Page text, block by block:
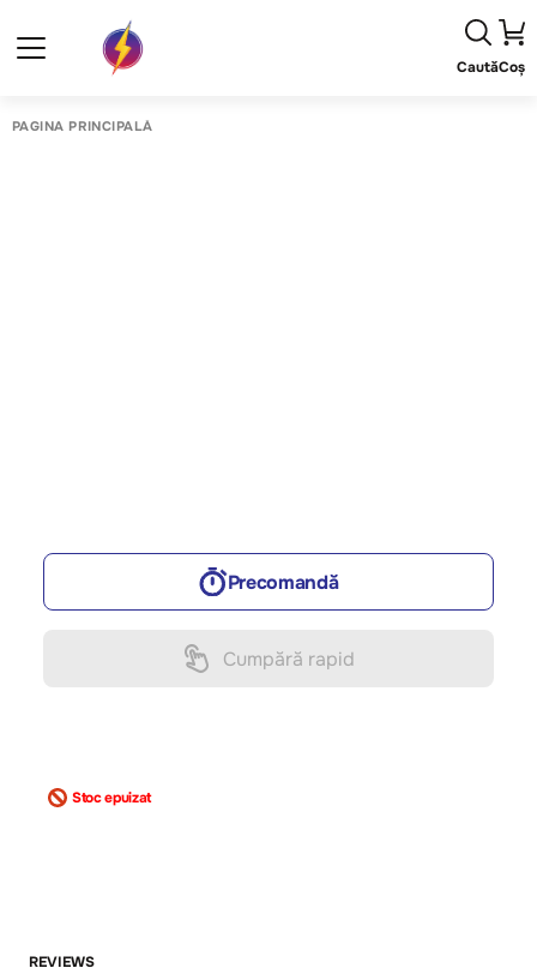
CautăCoș
PAGINA PRINCIPALĂ
Precomandă
Cumpără rapid
Stoc epuizat
REVIEWS